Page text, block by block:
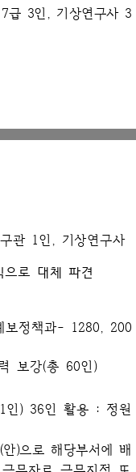
급 3인, 기상연구사 3
관 1인, 기상연구사
로 대체 파견
보정책과- 1280, 200
보강(총 60인)
) 36인 활용 : 정원
)으로 해당부서에 배